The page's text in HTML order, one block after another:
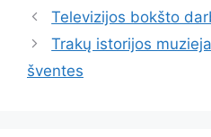
Televizijos bokšto
Trakų istorijos
šventes